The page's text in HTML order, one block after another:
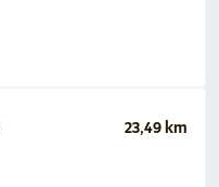
23,49 km